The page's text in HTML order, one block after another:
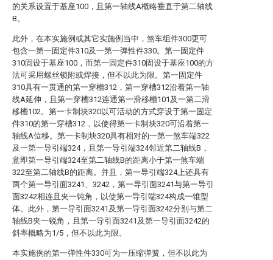
的关系设置于基座100，且第一轴线A概略垂直于第二轴线
B。
此外，在本实施例或其它实施例当中，煞车组件300更可
包含一第一固定件310及一第一弹性件330。第一固定件
310固设于基座100，而第一固定件310固设于基座100的方
法可采用螺丝锁附或焊接，但不以此为限。第一固定件
310具有一贯通的第一穿槽312，第一穿槽312沿着第一轴
线A延伸，且第一穿槽312连通第一滑移槽101及一第二滑
移槽102。第一卡制块320以可活动的方式穿设于第一固定
件310的第一穿槽312，以使得第一卡制块320可沿着第一
轴线A位移。第一卡制块320具有相对的一第一煞车端322
及一第一导引端324，且第一导引端324邻近第二轴线B，
意即第一导引端324至第二轴线B的距离小于第一煞车端
322至第二轴线B的距离。并且，第一导引端324上还具有
两个第一导引面3241、3242，第一导引面3241与第一导引
面3242相连且夹一钝角，以使第一导引端324构成一锥型
体。此外，第一导引面3241及第一导引面3242分别与第二
轴线B夹一锐角，且第一导引面3241及第一导引面3242的
斜率概略为1/5，但不以此为限。
本实施例的第一弹性件330可为一压缩弹簧，但不以此为